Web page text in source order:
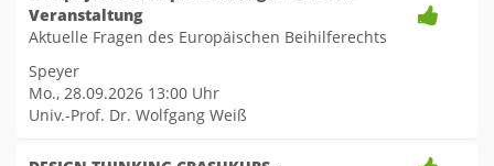
Veranstaltung
Aktuelle Fragen des Europäischen Beihilferechts
Speyer
Mo., 28.09.2026 13:00 Uhr
Univ.-Prof. Dr. Wolfgang Weiß